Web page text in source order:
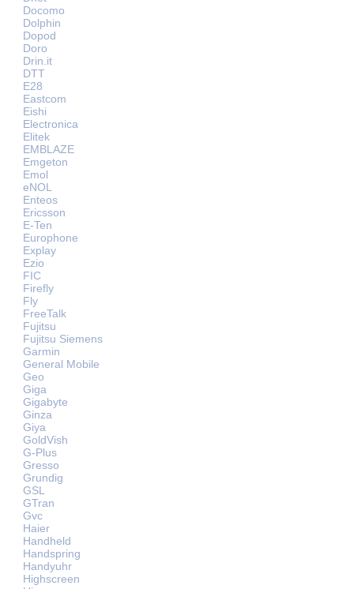
Docomo
Dolphin
Dopod
Doro
Drin.it
DTT
E28
Eastcom
Eishi
Electronica
Elitek
EMBLAZE
Emgeton
Emol
eNOL
Enteos
Ericsson
E-Ten
Europhone
Explay
Ezio
FIC
Firefly
Fly
FreeTalk
Fujitsu
Fujitsu Siemens
Garmin
General Mobile
Geo
Giga
Gigabyte
Ginza
Giya
GoldVish
G-Plus
Gresso
Grundig
GSL
GTran
Gvc
Haier
Handheld
Handspring
Handyuhr
Highscreen